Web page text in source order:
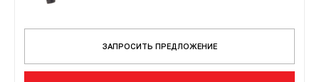
ЗАПРОСИТЬ ПРЕДЛОЖЕНИЕ